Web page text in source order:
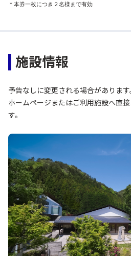
＊本券一枚につき２名様まで有効
施設情報
予告なしに変更される場合があります
ホームページまたはご利用施設へ直
す。